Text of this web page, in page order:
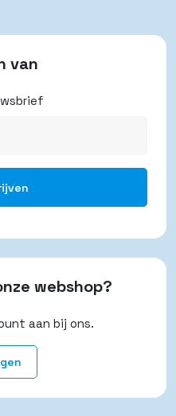
van
webshop?
aan bij ons.